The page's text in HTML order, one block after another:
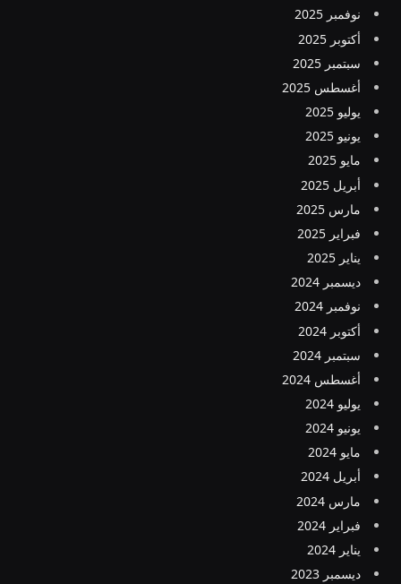
نوفمبر 2025
أكتوبر 2025
سبتمبر 2025
أغسطس 2025
يوليو 2025
يونيو 2025
مايو 2025
أبريل 2025
مارس 2025
فبراير 2025
يناير 2025
ديسمبر 2024
نوفمبر 2024
أكتوبر 2024
سبتمبر 2024
أغسطس 2024
يوليو 2024
يونيو 2024
مايو 2024
أبريل 2024
مارس 2024
فبراير 2024
يناير 2024
ديسمبر 2023